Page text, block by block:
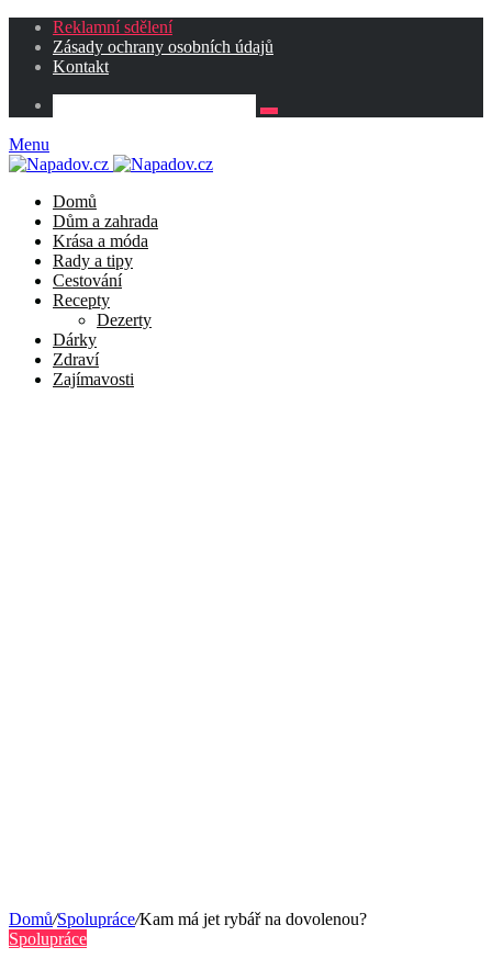
Reklamní sdělení
Zásady ochrany osobních údajů
Kontakt
Menu
Domů
Dům a zahrada
Krása a móda
Rady a tipy
Cestování
Recepty
Dezerty
Dárky
Zdraví
Zajímavosti
Domů/Spolupráce/Kam má jet rybář na dovolenou?
Spolupráce